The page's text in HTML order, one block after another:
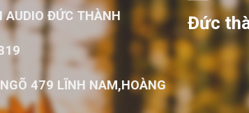
AUDIO ĐỨC THÀNH
479 LĨNH NAM,HOÀNG
Đức